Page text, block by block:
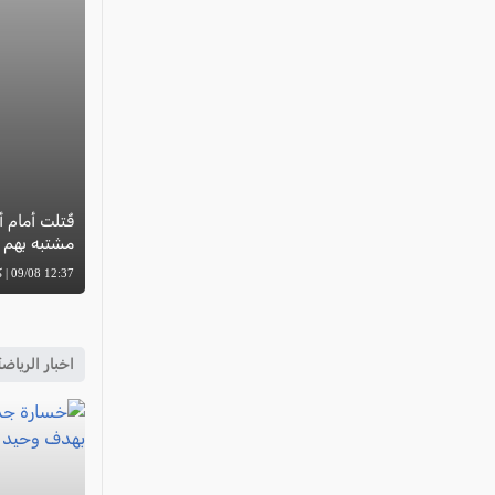
مشتبه بهم
12:37 09/08 | كل العرب
اخبار